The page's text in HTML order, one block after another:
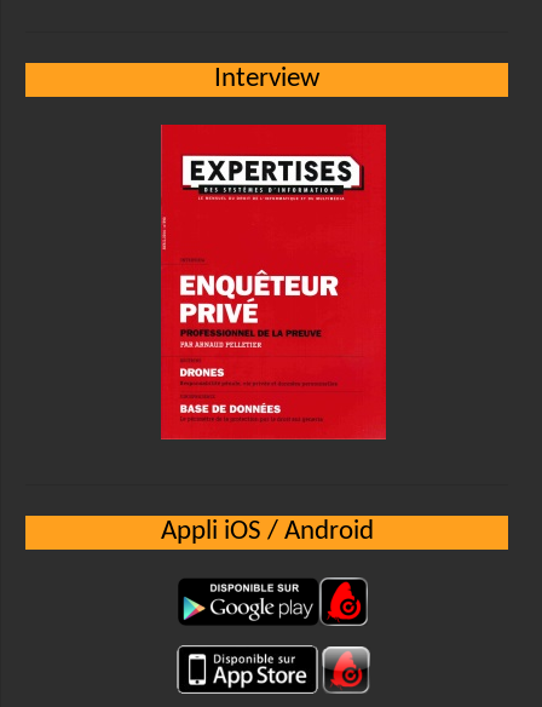
Interview
Appli iOS / Android